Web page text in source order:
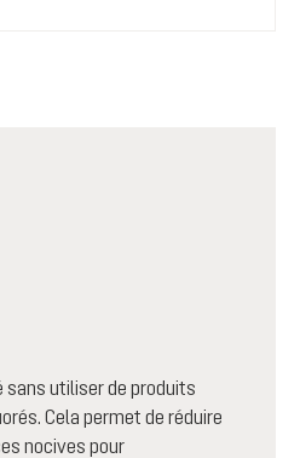
sans utiliser de produits
Cela permet de réduire
nocives pour